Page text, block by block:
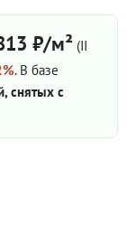
₽/м² (II
. В базе
снятых с